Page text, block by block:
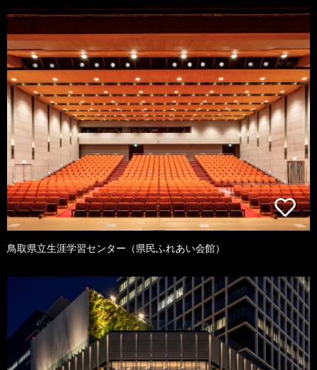
鳥取県立生涯学習センター（県民ふれあい会館）